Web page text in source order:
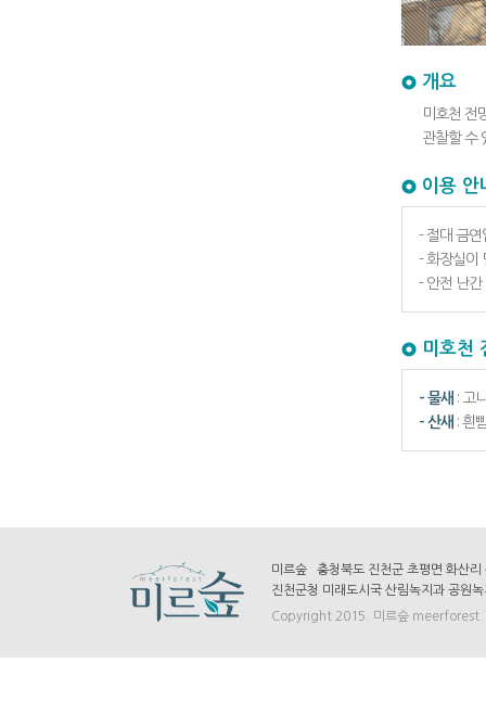
개요
미호천 전
관찰할 수
이용 안
- 절대 금연
- 화장실이
- 안전 난간
미호천
- 물새 : 고
- 산새 : 흰
미르숲 충청북도 진천군 초평면 화
진천군청 미래도시국 산림녹지과 공
Copyright 2015. 미르숲